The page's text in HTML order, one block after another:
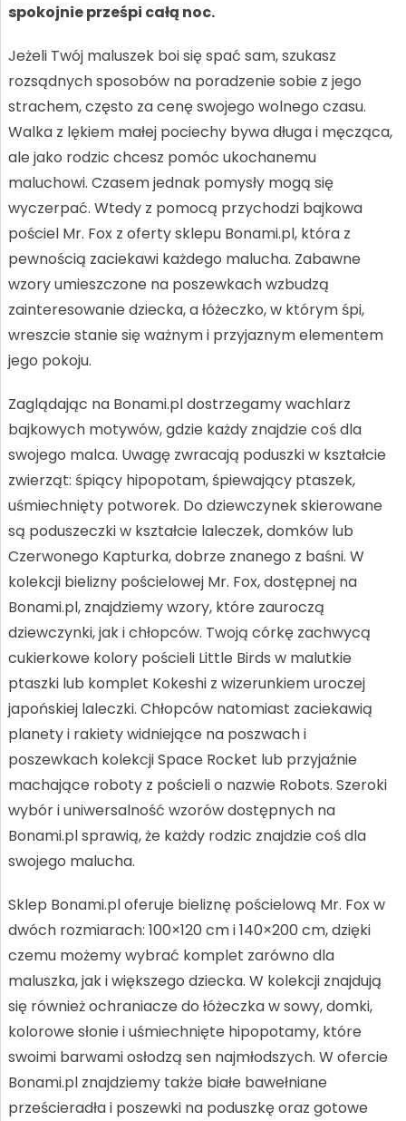
spokojnie prześpi całą noc.
Jeżeli Twój maluszek boi się spać sam, szukasz
rozsądnych sposobów na poradzenie sobie z jego
strachem, często za cenę swojego wolnego czasu.
Walka z lękiem małej pociechy bywa długa i męcząca,
ale jako rodzic chcesz pomóc ukochanemu
maluchowi. Czasem jednak pomysły mogą się
wyczerpać. Wtedy z pomocą przychodzi bajkowa
pościel Mr. Fox z oferty sklepu Bonami.pl, która z
pewnością zaciekawi każdego malucha. Zabawne
wzory umieszczone na poszewkach wzbudzą
zainteresowanie dziecka, a łóżeczko, w którym śpi,
wreszcie stanie się ważnym i przyjaznym elementem
jego pokoju.
Zaglądając na Bonami.pl dostrzegamy wachlarz
bajkowych motywów, gdzie każdy znajdzie coś dla
swojego malca. Uwagę zwracają poduszki w kształcie
zwierząt: śpiący hipopotam, śpiewający ptaszek,
uśmiechnięty potworek. Do dziewczynek skierowane
są poduszeczki w kształcie laleczek, domków lub
Czerwonego Kapturka, dobrze znanego z baśni. W
kolekcji bielizny pościelowej Mr. Fox, dostępnej na
Bonami.pl, znajdziemy wzory, które zauroczą
dziewczynki, jak i chłopców. Twoją córkę zachwycą
cukierkowe kolory pościeli Little Birds w malutkie
ptaszki lub komplet Kokeshi z wizerunkiem uroczej
japońskiej laleczki. Chłopców natomiast zaciekawią
planety i rakiety widniejące na poszwach i
poszewkach kolekcji Space Rocket lub przyjaźnie
machające roboty z pościeli o nazwie Robots. Szeroki
wybór i uniwersalność wzorów dostępnych na
Bonami.pl sprawią, że każdy rodzic znajdzie coś dla
swojego malucha.
Sklep Bonami.pl oferuje bieliznę pościelową Mr. Fox w
dwóch rozmiarach: 100×120 cm i 140×200 cm, dzięki
czemu możemy wybrać komplet zarówno dla
maluszka, jak i większego dziecka. W kolekcji znajdują
się również ochraniacze do łóżeczka w sowy, domki,
kolorowe słonie i uśmiechnięte hipopotamy, które
swoimi barwami osłodzą sen najmłodszych. W ofercie
Bonami.pl znajdziemy także białe bawełniane
prześcieradła i poszewki na poduszkę oraz gotowe